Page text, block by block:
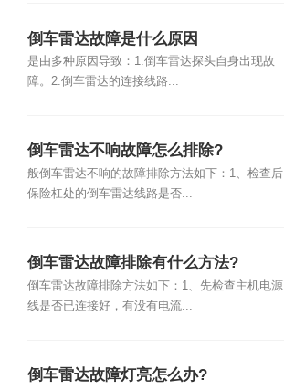
倒车雷达故障是什么原因
是由多种原因导致：1.倒车雷达探头自身出现故
障。2.倒车雷达的连接线路...
倒车雷达不响故障怎么排除?
般倒车雷达不响的故障排除方法如下：1、检查后
保险杠处的倒车雷达线路是否...
倒车雷达故障排除有什么方法?
倒车雷达故障排除方法如下：1、先检查主机电源
线是否已连接好，有没有电流...
倒车雷达故障灯亮怎么办?